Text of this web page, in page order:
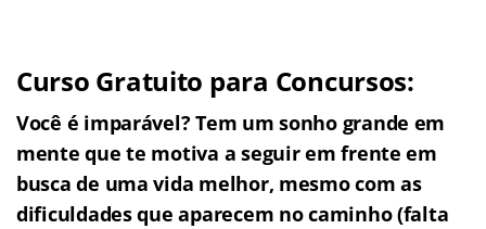
Curso Gratuito para Concursos:
Você é imparável? Tem um sonho grande em
mente que te motiva a seguir em frente em
busca de uma vida melhor, mesmo com as
dificuldades que aparecem no caminho (falta